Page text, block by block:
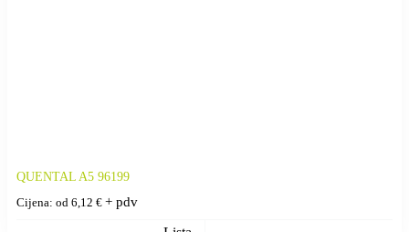
QUENTAL A5 96199
Cijena: od 6,12 € + pdv